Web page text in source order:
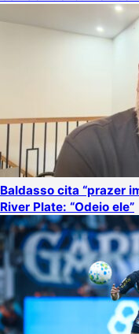
Baldasso cita “prazer
River Plate: “Odeio ele”